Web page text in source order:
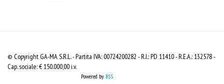
© Copyright GA-MA S.R.L. - Partita IVA: 00724200282 - R.I.: PD 11410 - R.E.A.: 132578 -
Cap. sociale: € 150.000,00 i.v.
Powered by BSS